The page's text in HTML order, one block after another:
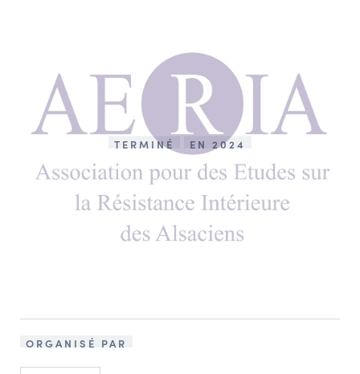
TERMINÉ EN 2024
ORGANISÉ PAR